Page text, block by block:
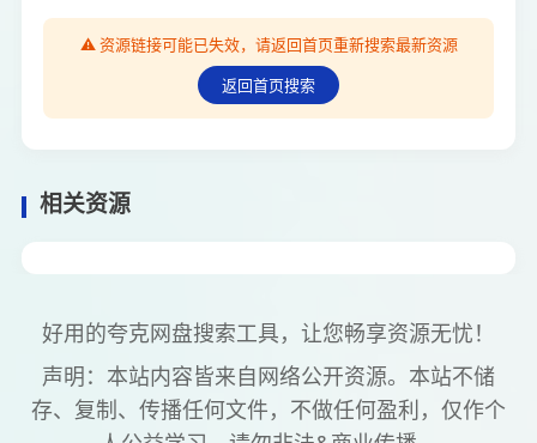
⚠️ 资源链接可能已失效，请返回首页重新搜索最新资源
返回首页搜索
相关资源
好用的夸克网盘搜索工具，让您畅享资源无忧！
声明：本站内容皆来自网络公开资源。本站不储
存、复制、传播任何文件，不做任何盈利，仅作个